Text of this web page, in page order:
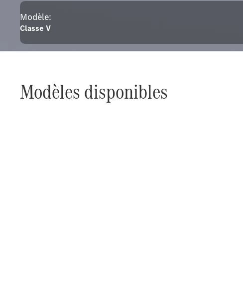
Modèle:
Classe V
Modèles disponibles